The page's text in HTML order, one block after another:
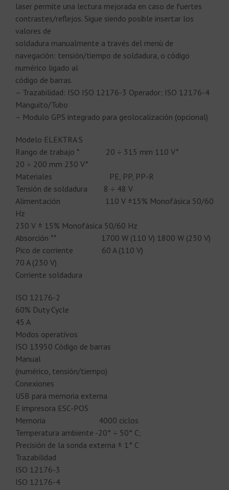
laser permite una lectura mejorada en caso de fuertes
contrastes/reflejos. Sigue siendo posible insertar los
valores de
soldadura manualmente a través del menù de
navegación: tensión/tiempo de soldadura, o código
numérico ligado al
código de barras.
– Trazabilidad: ISO ISO 12176-3 Operador; ISO 12176-4
Manguito/Tubo
– Modulo GPS integrado para geolocalización (opcional)
Modelo ELEKTRA S
Rango de trabajo * 20 ÷ 315 mm 110 V*
20 ÷ 200 mm 230 V*
Materiales PE, PP, PP-R
Tensión de soldadura 8 ÷ 48 V
Alimentación 110 V ±15% Monofásica 50/60
Hz
230 V ± 15% Monofásica 50/60 Hz
Absorción ** 1700 W (110 V) 1800 W (230 V)
Pico de corriente 60 A (110 V)
70 A (230 V)
Corriente soldadura
ISO 12176-2
60% Duty Cycle
45 A
Modos operativos
ISO 13950 Código de barras
Manual
(numérico, tensión/tiempo)
Conexiones
USB para memoria externa
E impresora ESC-POS
Memoria 4000 ciclos
Temperatura ambiente -20° ÷ 50° C;
Precisión de la sonda externa ± 1° C
Trazabilidad
ISO 12176-3
ISO 12176-4